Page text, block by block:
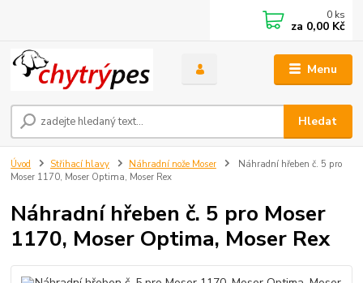
Menu
Hledat
0 ks
za 0,00 Kč
Úvod Střihací hlavy Náhradní nože Moser
Náhradní hřeben č. 5 pro
Moser 1170, Moser Optima, Moser Rex
Náhradní hřeben č. 5 pro Moser
1170, Moser Optima, Moser Rex